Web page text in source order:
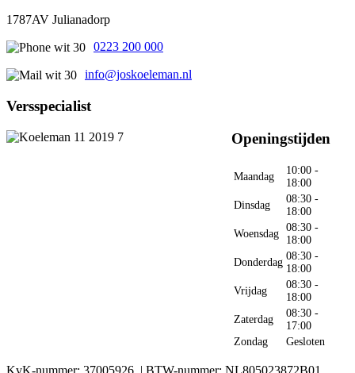
1787AV Julianadorp
0223 200 000
info@joskoeleman.nl
Versspecialist
Openingstijden
Maandag
10:00 -
18:00
Dinsdag
08:30 -
18:00
Woensdag
08:30 -
18:00
Donderdag
08:30 -
18:00
Vrijdag
08:30 -
18:00
Zaterdag
08:30 -
17:00
Zondag
Gesloten